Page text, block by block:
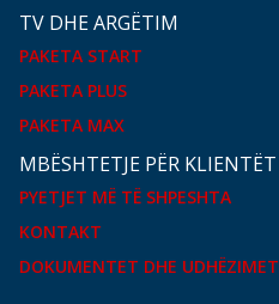
TV DHE ARGËTIM
PAKETA START
PAKETA PLUS
PAKETA MAX
MBËSHTETJE PËR KLIENTËT
PYETJET MË TË SHPESHTA
KONTAKT
DOKUMENTET DHE UDHËZIMET